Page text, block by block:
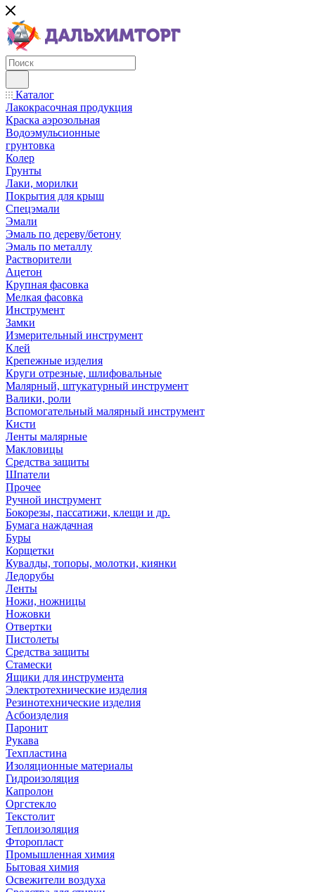
Каталог
Лакокрасочная продукция
Краска аэрозольная
Водоэмульсионные
грунтовка
Колер
Грунты
Лаки, морилки
Покрытия для крыш
Спецэмали
Эмали
Эмаль по дереву/бетону
Эмаль по металлу
Растворители
Ацетон
Крупная фасовка
Мелкая фасовка
Инструмент
Замки
Измерительный инструмент
Клей
Крепежные изделия
Круги отрезные, шлифовальные
Малярный, штукатурный инструмент
Валики, роли
Вспомогательный малярный инструмент
Кисти
Ленты малярные
Макловицы
Средства защиты
Шпатели
Прочее
Ручной инструмент
Бокорезы, пассатижи, клещи и др.
Бумага наждачная
Буры
Корщетки
Кувалды, топоры, молотки, киянки
Ледорубы
Ленты
Ножи, ножницы
Ножовки
Отвертки
Пистолеты
Средства защиты
Стамески
Ящики для инструмента
Электротехнические изделия
Резинотехнические изделия
Асбоизделия
Паронит
Рукава
Техпластина
Изоляционные материалы
Гидроизоляция
Капролон
Оргстекло
Текстолит
Теплоизоляция
Фторопласт
Промышленная химия
Бытовая химия
Освежители воздуха